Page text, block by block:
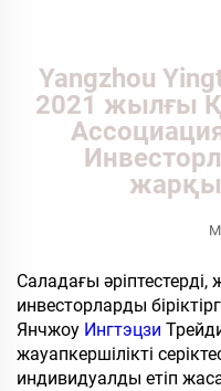
Yangzhou
2021 жылғы
Саладағы
инвесторларды
Янчжоу Ингтэцзи
жауапкершілікті
индивидуалды етіп